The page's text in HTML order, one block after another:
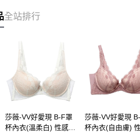
全站排行
莎薇-VV好愛現 B-F罩
杯內衣(溫柔白) 性感又
莎薇-VV好愛現
杯內衣(自由膚)